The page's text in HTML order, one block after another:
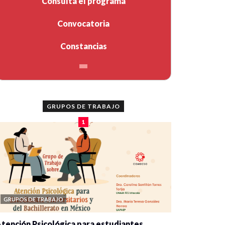
Convocatoria
Constancias
GRUPOS DE TRABAJO
1
GRUPOS DE TRABAJO